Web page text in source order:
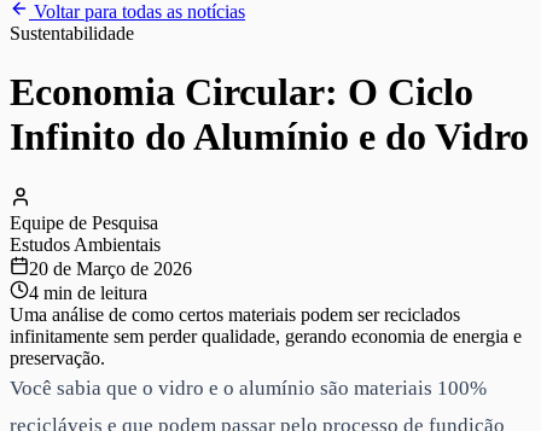
Voltar para todas as notícias
Sustentabilidade
Economia Circular: O Ciclo
Infinito do Alumínio e do Vidro
Equipe de Pesquisa
Estudos Ambientais
20 de Março de 2026
4 min de leitura
Uma análise de como certos materiais podem ser reciclados
infinitamente sem perder qualidade, gerando economia de energia e
preservação.
Você sabia que o vidro e o alumínio são materiais 100%
recicláveis e que podem passar pelo processo de fundição